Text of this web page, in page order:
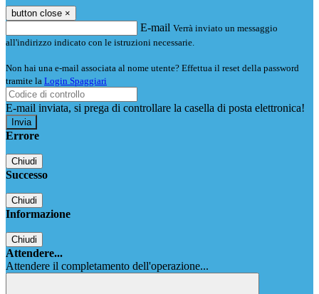
button close ×
E-mail Verrà inviato un messaggio
all'indirizzo indicato con le istruzioni necessarie.
Non hai una e-mail associata al nome utente? Effettua il reset della password
tramite la Login Spaggiari
E-mail inviata, si prega di controllare la casella di posta elettronica!
Errore
Chiudi
Successo
Chiudi
Informazione
Chiudi
Attendere...
Attendere il completamento dell'operazione...